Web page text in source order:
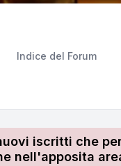
Indice del Forum
iscritti che
nell'apposita